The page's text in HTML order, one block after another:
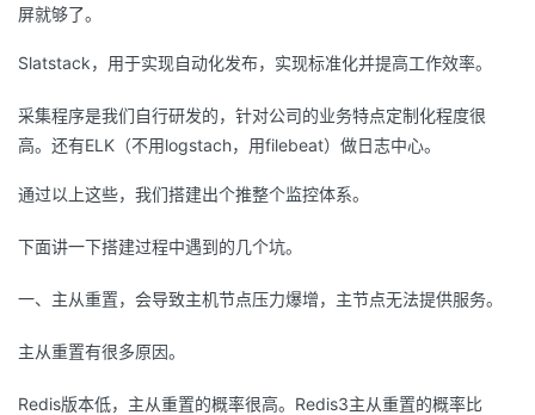
屏就够了。
Slatstack，用于实现自动化发布，实现标准化并提高工作效率。
采集程序是我们自行研发的，针对公司的业务特点定制化程度很
高。还有ELK（不用logstach，用filebeat）做日志中心。
通过以上这些，我们搭建出个推整个监控体系。
下面讲一下搭建过程中遇到的几个坑。
一、主从重置，会导致主机节点压力爆增，主节点无法提供服务。
主从重置有很多原因。
Redis版本低，主从重置的概率很高。Redis3主从重置的概率比